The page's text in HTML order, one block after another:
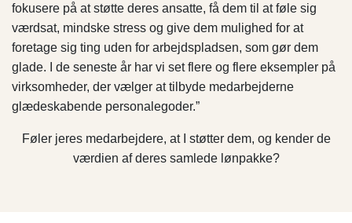
fokusere på at støtte deres ansatte, få dem til at føle sig
værdsat, mindske stress og give dem mulighed for at
foretage sig ting uden for arbejdspladsen, som gør dem
glade. I de seneste år har vi set flere og flere eksempler på
virksomheder, der vælger at tilbyde medarbejderne
glædeskabende personalegoder.”
Føler jeres medarbejdere, at I støtter dem, og kender de
værdien af deres samlede lønpakke?